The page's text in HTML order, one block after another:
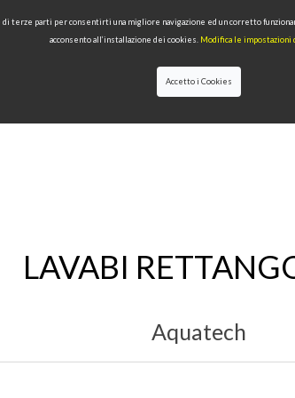
LAVABI
Aquatech
parti per consentirti una migliore navigazione ed un corretto
acconsento all’installazione dei cookies. Modifica le impostazioni
Accetto i Cookies